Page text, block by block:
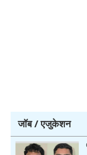
जॉब / एजुकेशन